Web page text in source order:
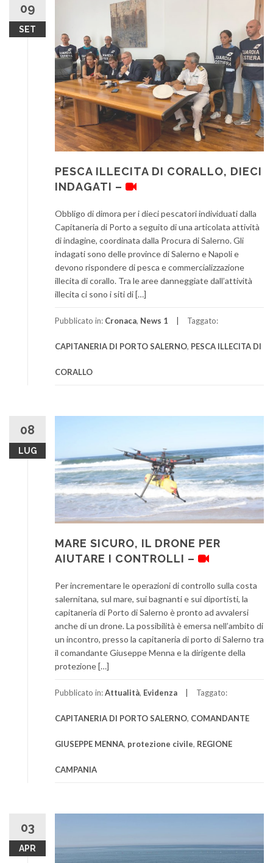
09
SET
PESCA ILLECITA DI CORALLO, DIECI
INDAGATI –
Obbligo di dimora per i dieci pescatori individuati dalla
Capitaneria di Porto a seguito di una articolata attività
di indagine, coordinata dalla Procura di Salerno. Gli
indagati sono delle province di Salerno e Napoli e
devono rispondere di pesca e commercializzazione
illecita di corallo. Tra le aree danneggiate dall’attività
illecita ci sono i siti di […]
Pubblicato in: Cronaca, News 1 Taggato:
CAPITANERIA DI PORTO SALERNO, PESCA ILLECITA DI
CORALLO
08
LUG
MARE SICURO, IL DRONE PER
AIUTARE I CONTROLLI –
Per incrementare le operazioni di controllo sulla costa
salernitana, sul mare, sui bagnanti e sui diportisti, la
capitaneria di Porto di Salerno è pronto ad avvalersi
anche di un drone. La possibilità è emersa nell’ambito di
un incontro, presso la capitaneria di porto di Salerno tra
il comandante Giuseppe Menna e la dirigente della
protezione […]
Pubblicato in:Attualità, Evidenza Taggato:
CAPITANERIA DI PORTO SALERNO, COMANDANTE
GIUSEPPE MENNA, protezione civile, REGIONE
CAMPANIA
03
APR